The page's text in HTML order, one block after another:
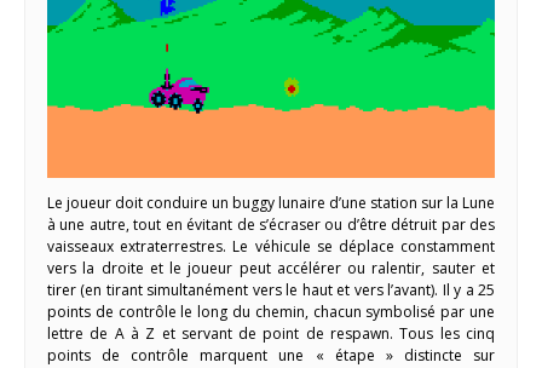
Le joueur doit conduire un buggy lunaire d’une station sur la Lune
à une autre, tout en évitant de s’écraser ou d’être détruit par des
vaisseaux extraterrestres. Le véhicule se déplace constamment
vers la droite et le joueur peut accélérer ou ralentir, sauter et
tirer (en tirant simultanément vers le haut et vers l’avant). Il y a 25
points de contrôle le long du chemin, chacun symbolisé par une
lettre de A à Z et servant de point de respawn. Tous les cinq
points de contrôle marquent une « étape » distincte sur